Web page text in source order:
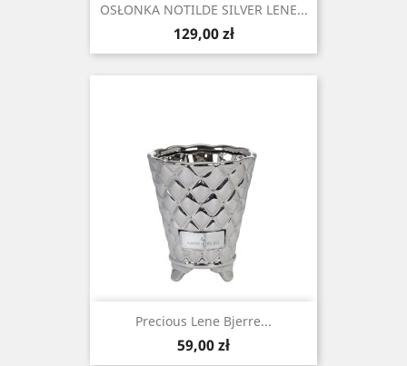
OSŁONKA NOTILDE SILVER LENE...
Cena
129,00 zł
Precious Lene Bjerre...
Cena
59,00 zł